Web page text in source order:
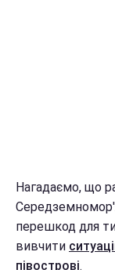
Нагадаємо, що
перешкод для
вивчити
півострові.